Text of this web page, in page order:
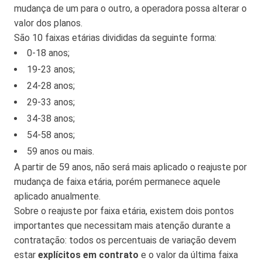
mudança de um para o outro, a operadora possa alterar o
valor dos planos.
São 10 faixas etárias divididas da seguinte forma:
0-18 anos;
19-23 anos;
24-28 anos;
29-33 anos;
34-38 anos;
54-58 anos;
59 anos ou mais.
A partir de 59 anos, não será mais aplicado o reajuste por
mudança de faixa etária, porém permanece aquele
aplicado anualmente.
Sobre o reajuste por faixa etária, existem dois pontos
importantes que necessitam mais atenção durante a
contratação: todos os percentuais de variação devem
estar explícitos em contrato e o valor da última faixa